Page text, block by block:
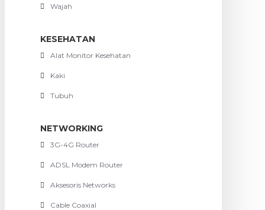
Wajah
KESEHATAN
Alat Monitor Kesehatan
Kaki
Tubuh
NETWORKING
3G-4G Router
ADSL Modem Router
Aksesoris Networks
Cable Coaxial